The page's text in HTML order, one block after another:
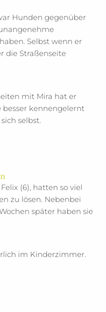
Hunden gegenüber
Selbst wenn er
die Straßenseite
mit Mira hat er
kennengelernt
selbst.
(6), hatten so viel
zu lösen. Nebenbei
später haben sie
im Kinderzimmer.